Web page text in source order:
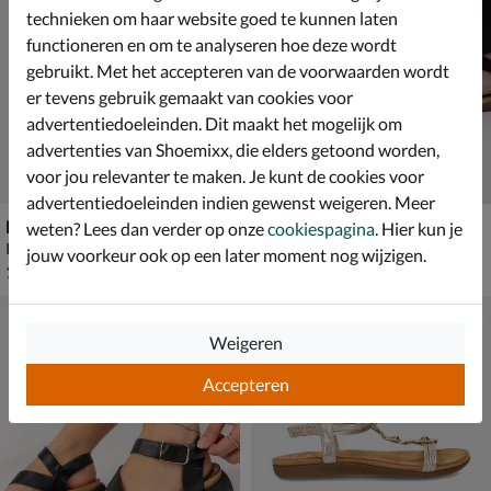
Birkenstock Boston
Instapschoenen - cognac
€ 159,99
159
Dolcis
Sandalen - zwart
technieken om haar website goed te kunnen laten
functioneren en om te analyseren hoe deze wordt
gebruikt. Met het accepteren van de voorwaarden wordt
er tevens gebruik gemaakt van cookies voor
advertentiedoeleinden. Dit maakt het mogelijk om
advertenties van Shoemixx, die elders getoond worden,
voor jou relevanter te maken. Je kunt de cookies voor
advertentiedoeleinden indien gewenst weigeren. Meer
weten? Lees dan verder op onzecookiespagina. Hier kun je
jouw voorkeur ook op een later moment nog wijzigen.
Accepteren
Weigeren